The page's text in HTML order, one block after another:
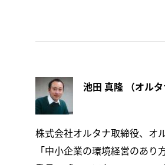
池田 真隆 （オルタ
株式会社オルタナ取締役、オ
「中小企業の環境経営のあ